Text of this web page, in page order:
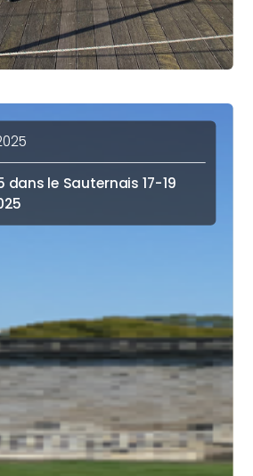
dans le Sauternais 17-19